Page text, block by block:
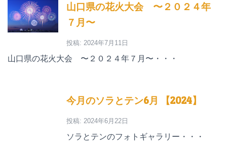
山口県の花火大会 〜２０２４年
７月〜
投稿: 2024年7月11日
山口県の花火大会 〜２０２４年７月〜・・・
今月のソラとテン6月 【2024】
投稿: 2024年6月22日
ソラとテンのフォトギャラリー・・・